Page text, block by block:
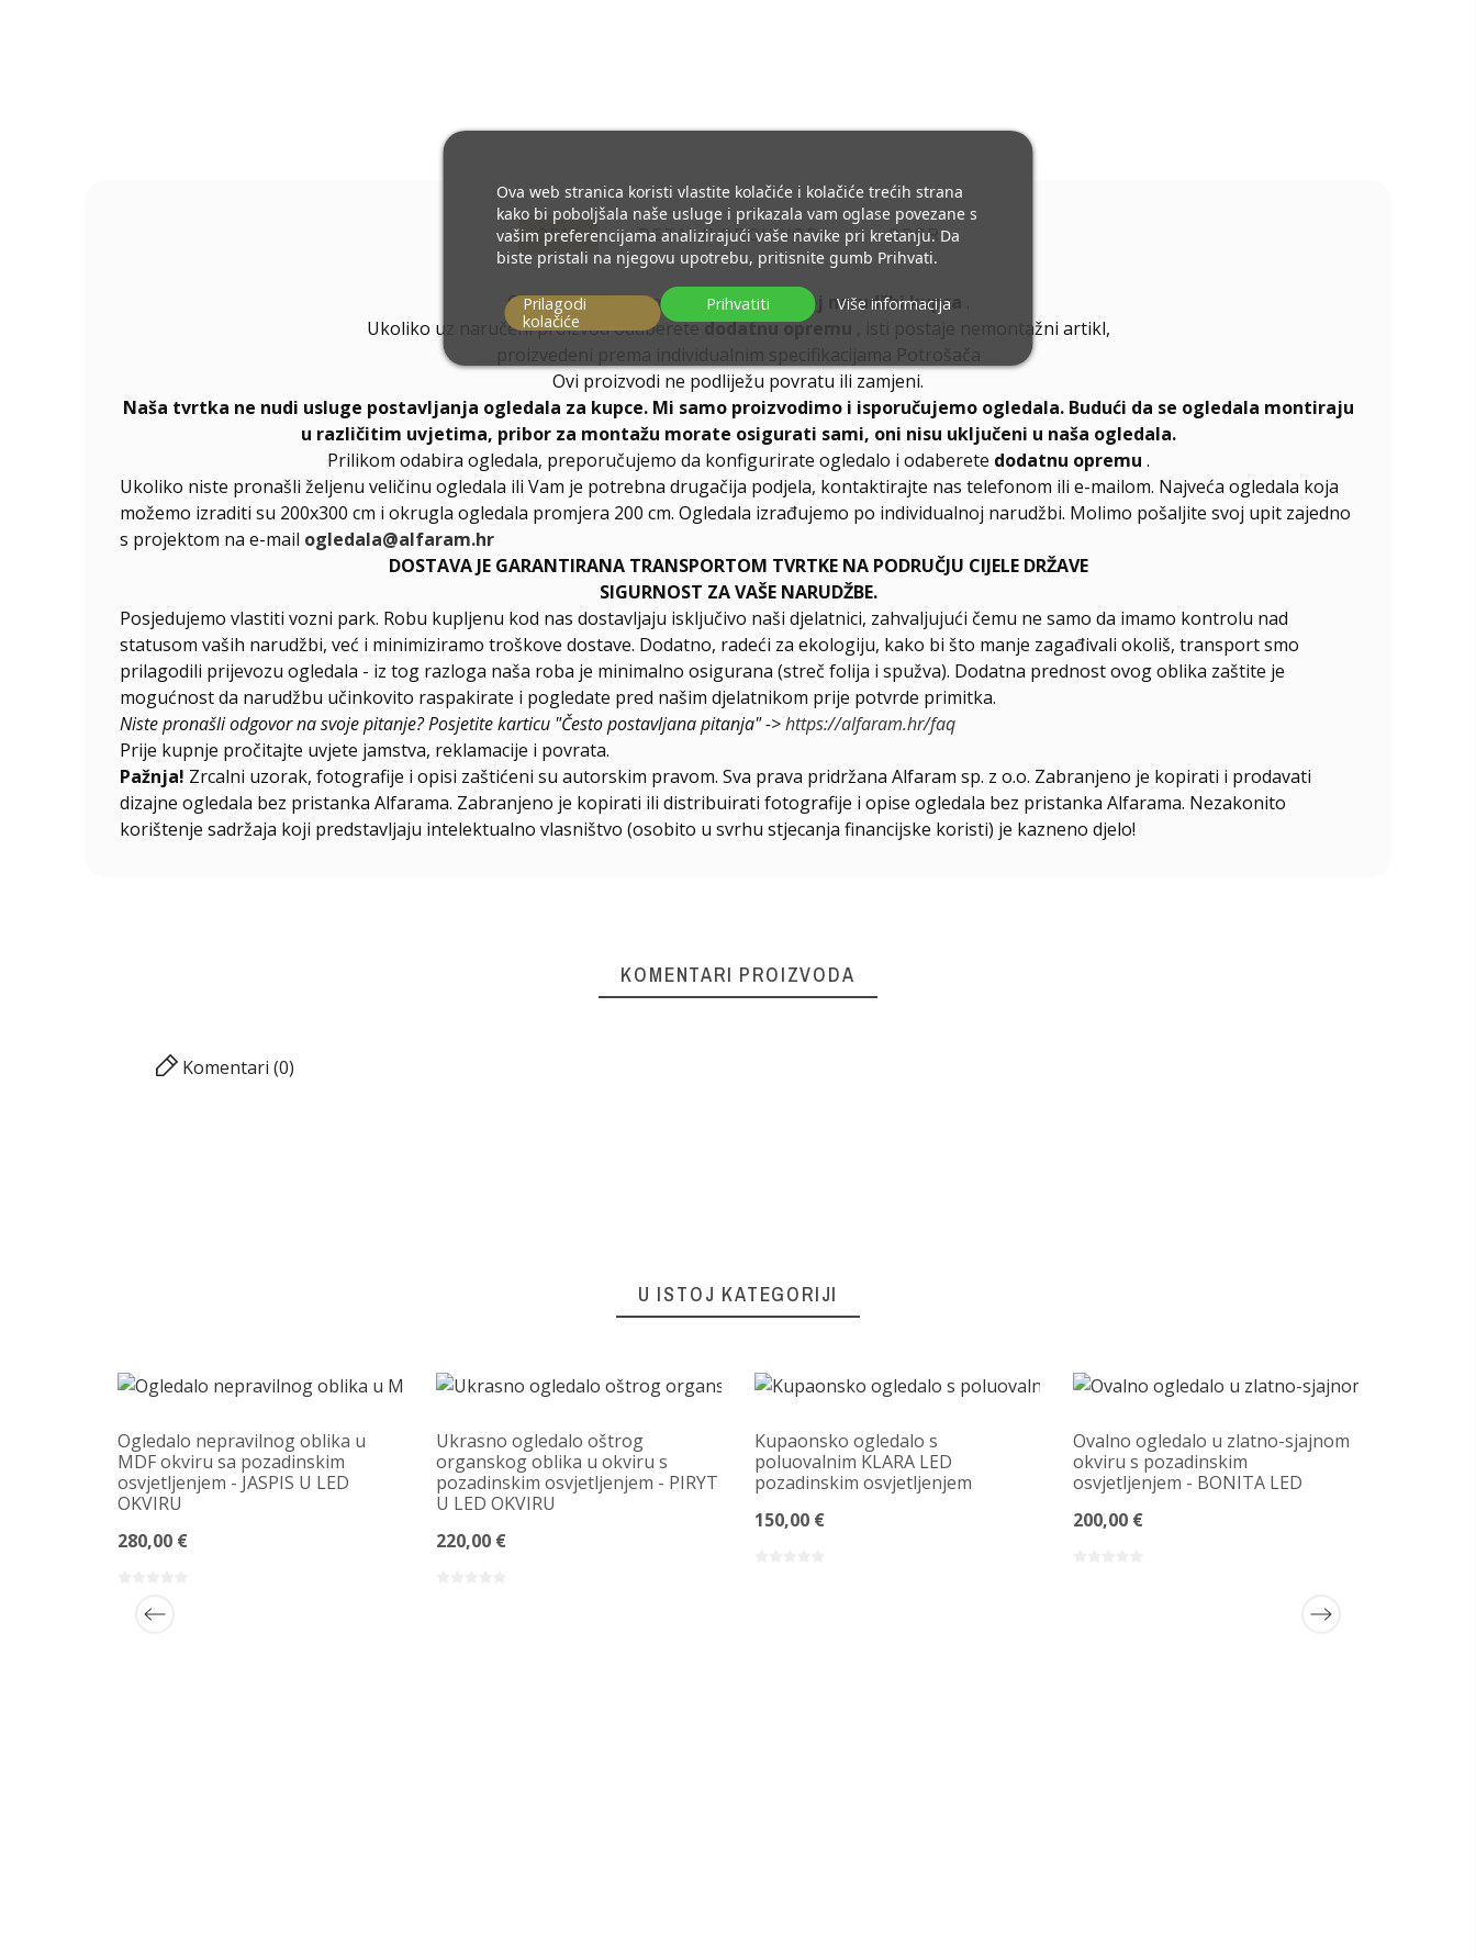
OPIS DETALJI PROIZVODA GPSR
Ogledala izrađujemo poindividualnoj narudžbi kupca
Ukoliko uz naručeni proizvod odaberetedodatnu opremu
, isti postaje nemontažni artikl,
Ovi proizvodi ne podliježu povratu ili zamjeni.
Naša tvrtka ne nudi usluge postavljanja ogledala za kupce. Mi samo proizvodimo i isporučujemo ogledala. Budući da se ogledala montiraju
u različitim uvjetima, pribor za montažu morate osigurati sami, oni nisu uključeni u naša ogledala.
Prilikom odabira ogledala, preporučujemo da konfigurirate ogledalo i odaberete dodatnu opremu .
Ukoliko niste pronašli željenu veličinu ogledala ili Vam je potrebna drugačija podjela, kontaktirajte nas telefonom ili e-mailom. Najveća ogledala koja
možemo izraditi su 200x300 cm i okrugla ogledala promjera 200 cm. Ogledala izrađujemo po individualnoj narudžbi. Molimo pošaljite svoj upit zajedno
s projektom na e-mail ogledala@alfaram.hr
DOSTAVA JE GARANTIRANA TRANSPORTOM TVRTKE NA PODRUČJU CIJELE DRŽAVE
SIGURNOST ZA VAŠE NARUDŽBE.
Posjedujemo vlastiti vozni park. Robu kupljenu kod nas dostavljaju isključivo naši djelatnici, zahvaljujući čemu ne samo da imamo kontrolu nad
statusom vaših narudžbi, već i minimiziramo troškove dostave. Dodatno, radeći za ekologiju, kako bi što manje zagađivali okoliš, transport smo
prilagodili prijevozu ogledala - iz tog razloga naša roba je minimalno osigurana (streč folija i spužva). Dodatna prednost ovog oblika zaštite je
mogućnost da narudžbu učinkovito raspakirate i pogledate pred našim djelatnikom prije potvrde primitka.
Niste pronašli odgovor na svoje pitanje? Posjetite karticu "Često postavljana pitanja" ->https://alfaram.hr/faq
Prije kupnje pročitajte uvjete jamstva, reklamacije i povrata.
Pažnja! Zrcalni uzorak, fotografije i opisi zaštićeni su autorskim pravom. Sva prava pridržana Alfaram sp. z o.o. Zabranjeno je kopirati i prodavati
dizajne ogledala bez pristanka Alfarama. Zabranjeno je kopirati ili distribuirati fotografije i opise ogledala bez pristanka Alfarama. Nezakonito
korištenje sadržaja koji predstavljaju intelektualno vlasništvo (osobito u svrhu stjecanja financijske koristi) je kazneno djelo!
KOMENTARI PROIZVODA
Komentari (0)
U ISTOJ KATEGORIJI
Ogledalo nepravilnog oblika u
MDF okviru sa pozadinskim
osvjetljenjem - JASPIS U LED
OKVIRU
280,00 €
Ukrasno ogledalo oštrog
organskog oblika u okviru s
pozadinskim osvjetljenjem - PIRYT
U LED OKVIRU
220,00 €
Kupaonsko ogledalo s
poluovalnim KLARA LED
pozadinskim osvjetljenjem
150,00 €
Ovalno ogledalo u zlatno-sjajnom
okviru s pozadinskim
osvjetljenjem - BONITA LED
200,00 €
Ova web stranica koristi vlastite kolačiće i kolačiće trećih strana
kako bi poboljšala naše usluge i prikazala vam oglase povezane s
vašim preferencijama analizirajući vaše navike pri kretanju. Da
biste pristali na njegovu upotrebu, pritisnite gumb Prihvati.
Više informacija
Prilagodi
kolačiće
Prihvatiti